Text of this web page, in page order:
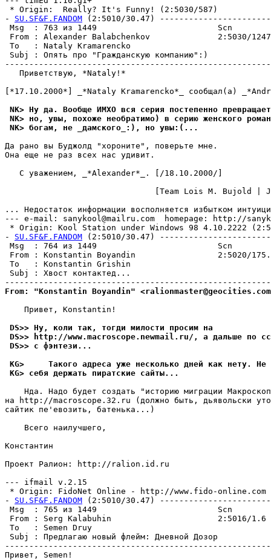
* Origin:  Really? It's Funny! (2:5030/587)
- SU.SF&F.FANDOM (2:5010/30.47)
Msg  : 763 из 1449
From : Alexander Balabchenkov              2:5030/
To   : Nataly Kramarencko
Subj : Опять про
   Приветствую, *Nataly!*
[*17.10.2000*] _*Nataly Kramarencko*_ сообщал(а)
NK> Hy да. Вообще ИМХО вся сеpия постепенно
NK> но, yвы, похоже необратимо) в серию женского
NK> богам, не _дамского_:), но yвы:(...
Да рано вы Буджолд "хороните", поверьте мне.
Она еще не раз всех нас удивит.
   С уважением, _*Alexander*_. [/18.10.2000/]
[Team Lois M. Bujold |
... Недостаток информации восполняется избытком
--- e-mail: sanykool@mailru.com  homepage: http://
* Origin: Kool Station under Windows 98 4.10.2222
- SU.SF&F.FANDOM (2:5010/30.47)
Msg  : 764 из 1449
From : Konstantin Boyandin                 2:5020/
To   : Konstantin Grishin
Subj : Хвост
From: "Konstantin Boyandin"
    Привет, Konstantin!
DS>> Ну, коли так, тогди милости просим на
DS>> http://www.macroscope.newmail.ru/, а дальше по
DS>> с фэнтези...
KG>     Такого адреса уже несколько дней как нету. Не
KG> себя держать пиратские сайты...
Hда. Надо будет создать "историю миграции
на http://macroscope.32.ru (должно быть, дьявольски
сайтик пе'евозить, батенька...)
    Всего наилучшего,
Константин
Проект Ралион: http://ralion.id.ru
--- ifmail v.2.15
* Origin: FidoNet Online - http://www.fido-online.com
- SU.SF&F.FANDOM (2:5010/30.47)
Msg  : 765 из 1449
From : Serg Kalabuhin                      2:5016/1.6
To   : Semen Druy
Subj : Предлагаю новый флейм:
Привет, Semen!